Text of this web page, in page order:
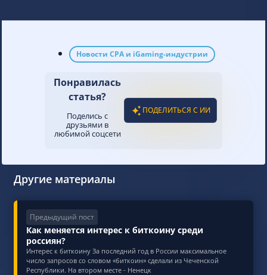
Новости CPA и iGaming-индустрии
Понравилась
статья?
Поделись с
друзьями в
любимой соцсети
ПОДЕЛИТЬСЯ С ИИ
Другие материалы
Предыдущий пост
Как меняется интерес к биткоину среди
россиян?
Интерес к биткоину За последний год в России максимальное
число запросов со словом «биткоин» сделали из Чеченской
Республики. На втором месте - Ненецк